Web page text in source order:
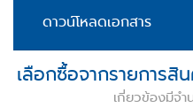
ดาวน์โหลดเอกสาร
เลือกซื้อจากรายการสิ
เกี่ยวข้องมีจ